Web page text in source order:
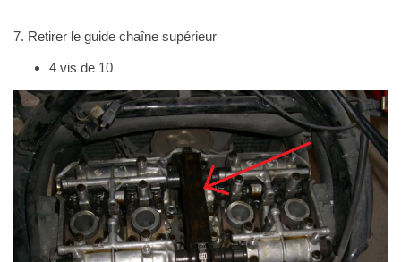
7. Retirer le guide chaîne supérieur
4 vis de 10